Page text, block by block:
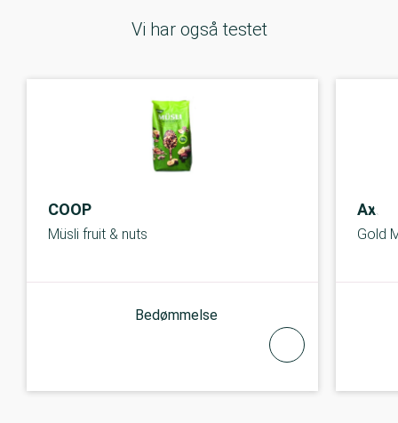
Vi har også testet
COOP
Müsli fruit & nuts
Bedømmelse
Axa
Gold